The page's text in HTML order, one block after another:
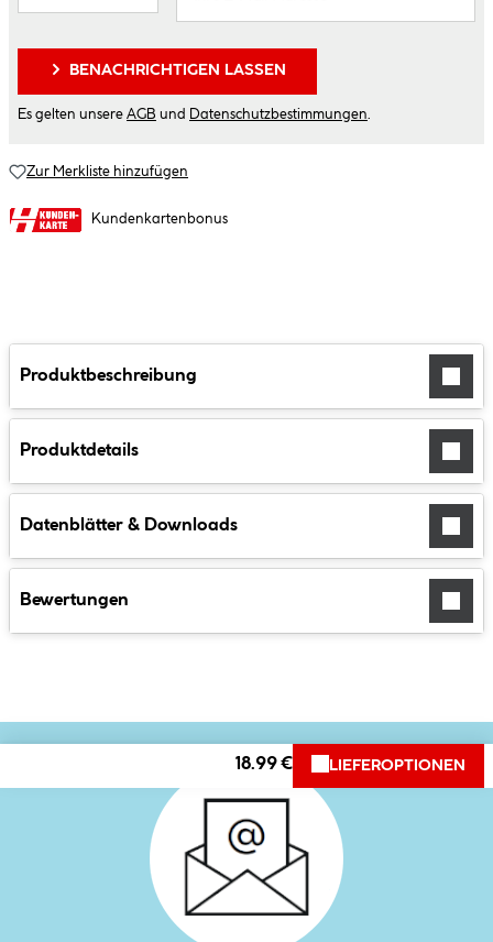
BENACHRICHTIGEN LASSEN
Es gelten unsere AGB und Datenschutzbestimmungen
Zur Merkliste hinzufügen
Kundenkartenbonus
Produktbeschreibung
Produktdetails
Datenblätter & Downloads
Bewertungen
18.99 € LIEFEROPTIONEN